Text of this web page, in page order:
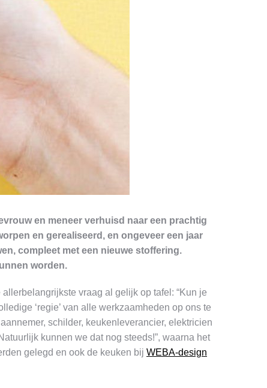
en meneer verhuisd naar een prachtig
en gerealiseerd, en ongeveer een jaar
compleet met een nieuwe stoffering.
worden.
vraag al gelijk op tafel: “Kun je
‘regie’ van alle werkzaamheden op ons te
schilder, keukenleverancier, elektricien
kunnen we dat nog steeds!”, waarna het
gelegd en ook de keuken bij WEBA-design